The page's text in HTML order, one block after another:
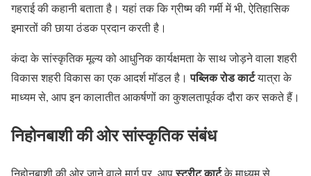
गहराई की कहानी बताता है। यहां तक कि ग्रीष्म की गर्मी में भी, ऐतिहासिक
इमारतों की छाया ठंडक प्रदान करती है।
कंदा के सांस्कृतिक मूल्य को आधुनिक कार्यक्षमता के साथ जोड़ने वाला शहरी
विकास शहरी विकास का एक आदर्श मॉडल है।पब्लिक रोड कार्टयात्रा के
माध्यम से, आप इन कालातीत आकर्षणों का कुशलतापूर्वक दौरा कर सकते हैं।
निहोनबाशी की ओर सांस्कृतिक संबंध
निहोनबाशी की ओर जाने वाले मार्ग पर, आप
के माध्यम से